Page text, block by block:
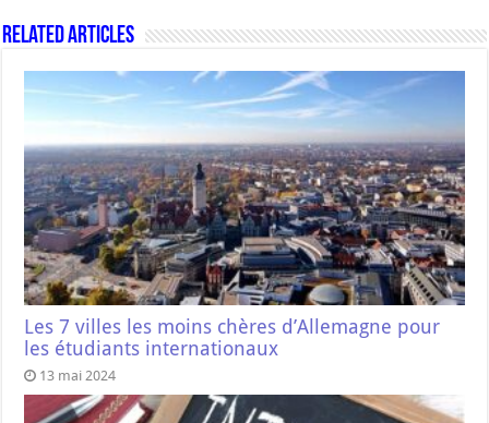
Related Articles
Les 7 villes les moins chères d’Allemagne pour
les étudiants internationaux
13 mai 2024